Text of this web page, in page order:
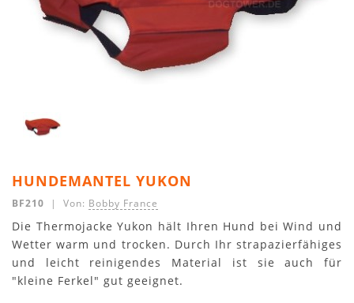
HUNDEMANTEL YUKON
BF210 | Von: Bobby France
Die Thermojacke Yukon hält Ihren Hund bei Wind und
Wetter warm und trocken. Durch Ihr strapazierfähiges
und leicht reinigendes Material ist sie auch für
"kleine Ferkel" gut geeignet.